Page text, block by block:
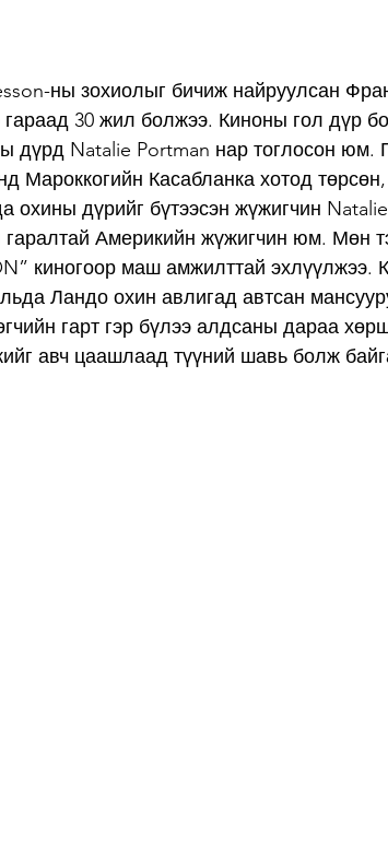
ны зохиолыг бичиж найруулсан
гараад 30 жил болжээ. Киноны гол дүр
дүрд Natalie Portman нар тоглосон юм.
Мароккогийн Касабланка хотод
охины дүрийг бүтээсэн жүжигчин
Америкийн жүжигчин юм. Мөн
киногоор маш амжилттай эхлүүлжээ.
Ландо охин авлигад автсан
гарт гэр бүлээ алдсаны дараа
авч цаашлаад түүний шавь болж